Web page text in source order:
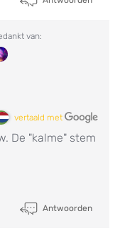
van:
vertaald met
De "kalme" stem
Antwoorden